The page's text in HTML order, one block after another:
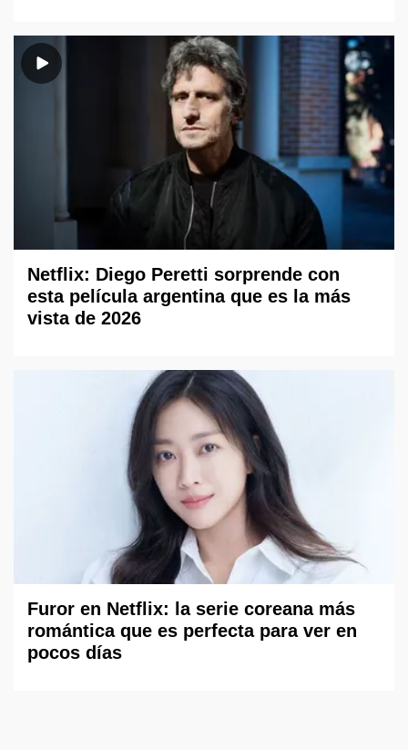
Netflix: Diego Peretti sorprende con
esta película argentina que es la más
vista de 2026
Furor en Netflix: la serie coreana más
romántica que es perfecta para ver en
pocos días